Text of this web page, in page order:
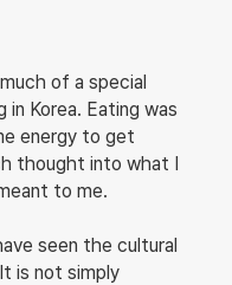
of a special
in Korea. Eating was
energy to get
thought into what I
to me.
seen the cultural
is not simply